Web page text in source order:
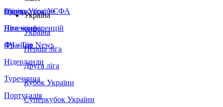
Збірна України
Італія
Німеччина
Франція
Нідерланди
Туреччина
Португалія
Суперкубок УЄФА
Ліга конференцій
ЛЧ - Top News
Україна
Україна
Перша ліга
Друга ліга
Кубок України
Суперкубок України